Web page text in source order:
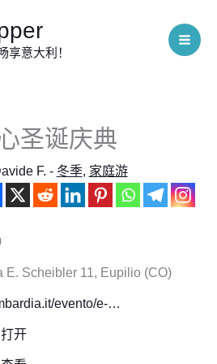
享意大利！
圣诞庆典
F. - 冬季, 家庭游
E. Scheibler 11, Eupilio (CO)
evento/e-…
开